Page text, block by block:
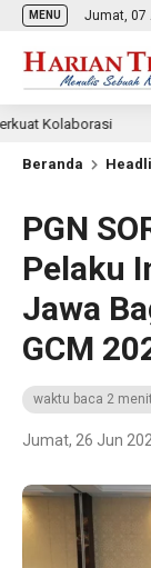
MENU Jumat, 07
6 jam
Beranda
PGN
Pelaku
Jawa
GCM
waktu baca 2 menit
Jumat, 26 Jun